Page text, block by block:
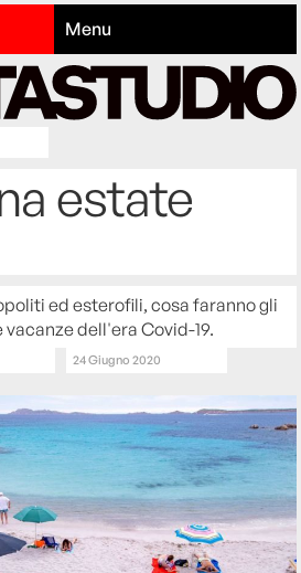
Menu
estate
ed esterofili, cosa faranno gli
dell'era Covid-19.
24 Giugno 2020